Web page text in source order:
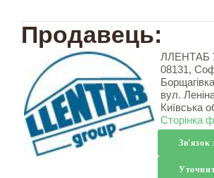
Продавець:
ЛЛЕНТАБ
08131,
Борщагівка
вул.
Київська
Сторінка
Зв'язок